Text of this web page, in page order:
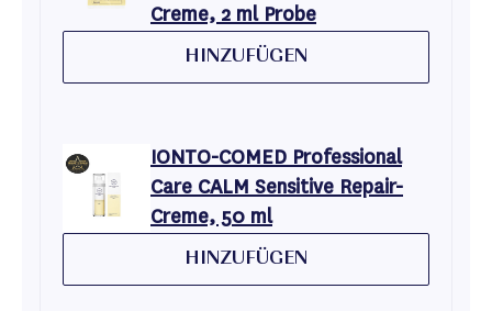
Creme, 2 ml Probe
HINZUFÜGEN
IONTO-COMED Professional
Care CALM Sensitive Repair-
Creme, 50 ml
HINZUFÜGEN